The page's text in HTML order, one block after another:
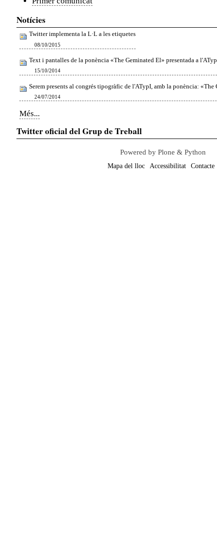
Notícies
Twitter implementa la L·L a les etiquetes
08/10/2015
Text i pantalles de la ponència «The Geminated El» presentada a
15/10/2014
Serem presents al congrés tipogràfic de l'ATypI, amb la ponència: «The
24/07/2014
Notícies
-
Més...
Twitter oficial del Grup de Treball
Powered by Plone & Python
Mapa del lloc Accessibilitat Contacte